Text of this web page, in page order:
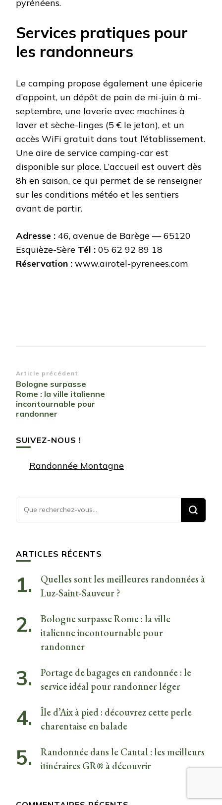
pyrénéens.
Services pratiques pour
les randonneurs
Le camping propose également une épicerie
d’appoint, un dépôt de pain de mi-juin à mi-
septembre, une laverie avec machines à
laver et sèche-linges (5 € le jeton), et un
accès WiFi gratuit dans tout l’établissement.
Une aire de service camping-car est
disponible sur place. L’accueil est ouvert dès
8h en saison, ce qui permet de se renseigner
sur les conditions météo et les sentiers
avant de partir.
Adresse : 46, avenue de Barège — 65120
Esquièze-Sère Tél : 05 62 92 89 18
Réservation : www.airotel-pyrenees.com
Navigation
d’article
Article précédent
Bologne surpasse
Rome : la ville italienne
incontournable pour
randonner
SUIVEZ-NOUS !
Randonnée Montagne
Vous
recherchiez
ARTICLES RÉCENTS
Quelles sont les meilleures randonnées à
Luz-Saint-Sauveur ?
Bologne surpasse Rome : la ville
italienne incontournable pour
randonner
Portage de bagages en randonnée : le
service idéal pour randonner léger
Île d’Aix à pied : découvrez cette perle
charentaise en balade
Randonnée dans le Cantal : les meilleurs
itinéraires GR® à découvrir